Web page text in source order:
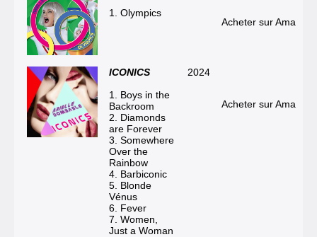
1. Olympics
Acheter sur Amazon
ICONICS
1. Boys in the
Backroom
2. Diamonds
are Forever
3. Somewhere
Over the
Rainbow
4. Barbiconic
5. Blonde
Vénus
6. Fever
7. Women,
Just a Woman
2024
Acheter sur Amazon